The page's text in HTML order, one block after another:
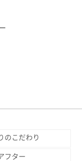
のこだわり
フター